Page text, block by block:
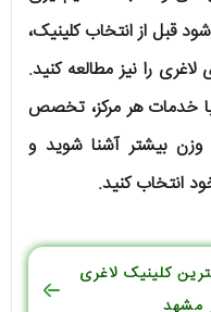
قبل از انتخاب کلینیک،
را نیز مطالعه کنید.
خدمات هر مرکز، تخصص
بیشتر آشنا شوید و
انتخاب کنید.
کلینیک لاغری
مشهد